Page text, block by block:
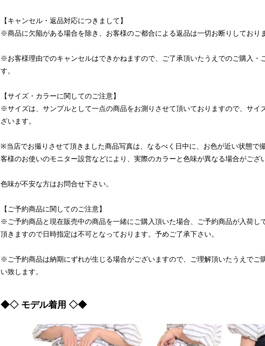
【キャンセル・返品対応につきまして】
※商品に欠陥がある場合を除き、お客様のご都合による返品は一切お断りしており
※お客様理由でのキャンセルはできかねますので、ご了承頂いたうえでのご購入・
す。
【サイズ・カラーに関してのご注意】
※サイズは、サンプルとして一点の商品をお測りさせて頂いておりますので、サイ
ざいます。
※当店でお撮りさせて頂きました商品写真は、なるべく日中に、お色が近い状態で
客様のお使いのモニター設営などにより、実際のカラーと色味が異なる場合がござ
色味が不安な方はお問合せ下さい。
【ご予約商品に関してのご注意】
※ご予約商品と現在販売中の商品を一緒にご購入頂いた場合、ご予約商品が入荷し
頂きますので日時指定は不可となっております。予めご了承下さい。
※ご予約商品は納期にずれが生じる場合がございますので、ご理解頂いたうえでご
い致します。
◆◇ モデル着用 ◇◆